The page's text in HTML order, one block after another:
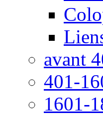
avant
401-
1601-